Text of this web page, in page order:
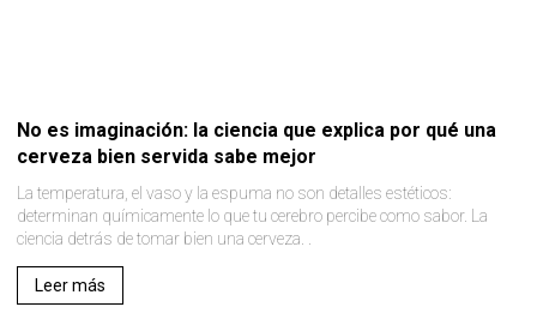
No es imaginación: la ciencia que explica por qué una
cerveza bien servida sabe mejor
La temperatura, el vaso y la espuma no son detalles estéticos:
determinan químicamente lo que tu cerebro percibe como sabor. La
ciencia detrás de tomar bien una cerveza. .
Leer más